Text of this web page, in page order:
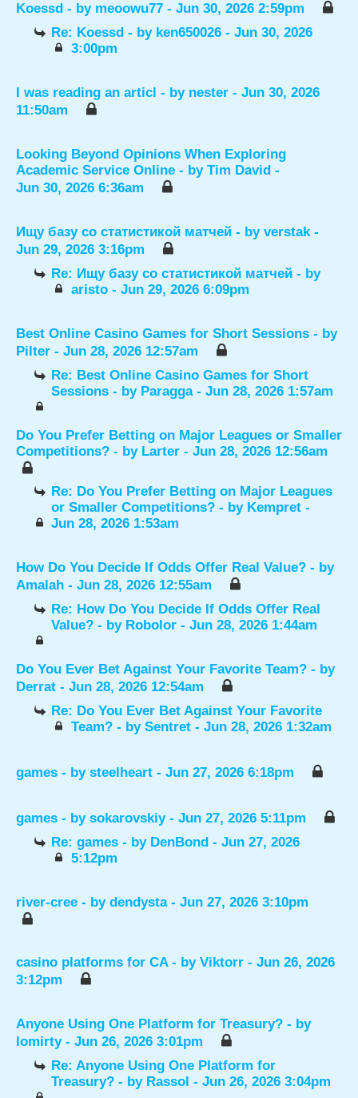
Koessd - by meoowu77 - Jun 30, 2026 2:59pm
Re: Koessd - by ken650026 - Jun 30, 2026
3:00pm
I was reading an articl - by nester - Jun 30, 2026
11:50am
Looking Beyond Opinions When Exploring
Academic Service Online - by Tim David -
Jun 30, 2026 6:36am
Ищу базу со статистикой матчей - by verstak-
Jun 29, 2026 3:16pm
Re: Ищу базу со статистикой матчей - by
aristo- Jun 29, 2026 6:09pm
Best Online Casino Games for Short Sessions - by
Pilter - Jun 28, 2026 12:57am
Re: Best Online Casino Games for Short
Sessions - by Paragga- Jun 28, 2026 1:57am
Do You Prefer Betting on Major Leagues or Smaller
Competitions? - by Larter - Jun 28, 2026 12:56am
Re: Do You Prefer Betting on Major Leagues
or Smaller Competitions? - by Kempret -
Jun 28, 2026 1:53am
How Do You Decide If Odds Offer Real Value? - by
Amalah - Jun 28, 2026 12:55am
Re: How Do You Decide If Odds Offer Real
Value? - by Robolor - Jun 28, 2026 1:44am
Do You Ever Bet Against Your Favorite Team? - by
Derrat - Jun 28, 2026 12:54am
Re: Do You Ever Bet Against Your Favorite
Team? - by Sentret- Jun 28, 2026 1:32am
games - by steelheart - Jun 27, 2026 6:18pm
games - by sokarovskiy- Jun 27, 2026 5:11pm
Re: games - by DenBond - Jun 27, 2026
5:12pm
river-cree - by dendysta- Jun 27, 2026 3:10pm
casino platforms for CA - by Viktorr - Jun 26, 2026
3:12pm
Anyone Using One Platform for Treasury? - by
lomirty- Jun 26, 2026 3:01pm
Re: Anyone Using One Platform for
Treasury? - by Rassol - Jun 26, 2026 3:04pm